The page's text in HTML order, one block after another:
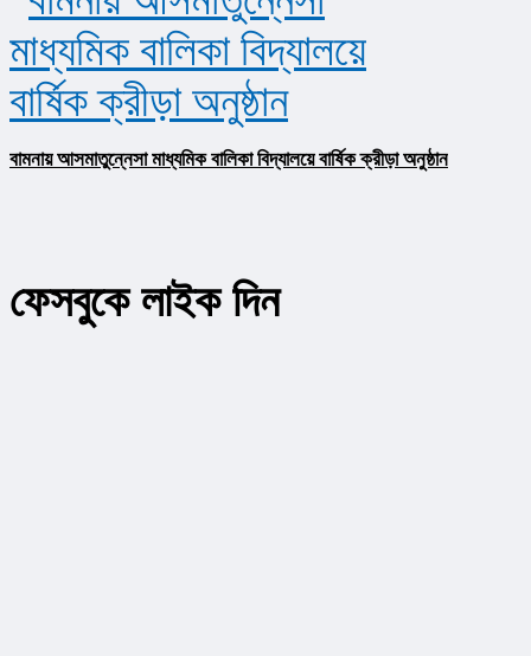
বামনায় আসমাতুন্নেসা মাধ্যমিক বালিকা বিদ্যালয়ে বার্ষিক ক্রীড়া অনুষ্ঠান
ফেসবুকে লাইক দিন